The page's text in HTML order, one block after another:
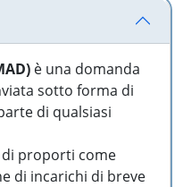
è una domanda
sotto forma di
di qualsiasi
proporti come
di incarichi di breve